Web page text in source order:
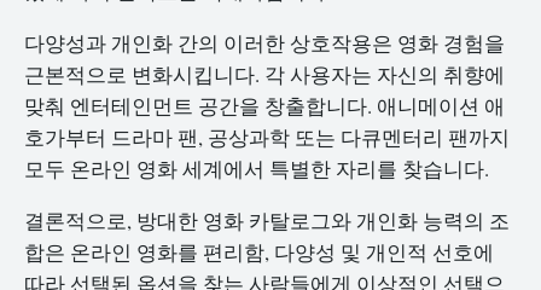
다양성과 개인화 간의 이러한 상호작용은 영화 경험을
근본적으로 변화시킵니다. 각 사용자는 자신의 취향에
맞춰 엔터테인먼트 공간을 창출합니다. 애니메이션 애
호가부터 드라마 팬, 공상과학 또는 다큐멘터리 팬까지
모두 온라인 영화 세계에서 특별한 자리를 찾습니다.
결론적으로, 방대한 영화 카탈로그와 개인화 능력의 조
합은 온라인 영화를 편리함, 다양성 및 개인적 선호에
따라 선택된 옵션을 찾는 사람들에게 이상적인 선택으